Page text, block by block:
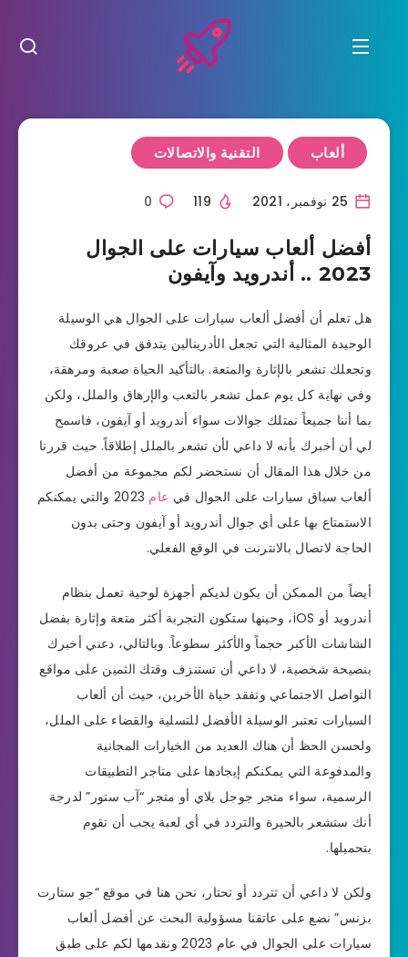
ألعاب التقنية والاتصالات
0
أفضل ألعاب سيارات على الجوال
2023 .. أندرويد وآيفون
هل تعلم أن أفضل ألعاب سيارات على الجوال هي الوسيلة
الوحيدة المثالية التي تجعل الأدرينالين يتدفق في عروقك
وتجعلك تشعر بالإثارة والمتعة. بالتأكيد الحياة صعبة ومرهقة،
وفي نهاية كل يوم عمل تشعر بالتعب والإرهاق والملل، ولكن
بما أننا جميعاً نمتلك جوالات سواء أندرويد أو آيفون، فاسمح
لي أن أخبرك بأنه لا داعي لأن تشعر بالملل إطلاقاً. حيث قررنا
من خلال هذا المقال أن نستحضر لكم مجموعة من أفضل
ألعاب سباق سيارات على الجوال في عام
2023 والتي يمكنكم
الاستمتاع بها على أي جوال أندرويد أو آيفون وحتى بدون
الحاجة لاتصال بالانترنت في الوقع الفعلي.
أيضاً من الممكن أن يكون لديكم أجهزة لوحية تعمل بنظام
أندرويد أو iOS، وحينها ستكون التجربة أكثر متعة وإثارة بفضل
الشاشات الأكبر حجماً والأكثر سطوعاً. وبالتالي، دعني أخبرك
بنصيحة شخصية، لا داعي أن تستنزف وقتك الثمين على مواقع
التواصل الاجتماعي وتفقد حياة الأخرين، حيث أن ألعاب
السيارات تعتبر الوسيلة الأفضل للتسلية والقضاء على الملل،
ولحسن الحظ أن هناك العديد من الخيارات المجانية
والمدفوعة التي يمكنكم إيجادها على متاجر التطبيقات
الرسمية، سواء متجر جوجل بلاي أو متجر “آب ستور” لدرجة
أنك ستشعر بالحيرة والتردد في أي لعبة يجب أن تقوم
بتحميلها.
ولكن لا داعي أن تتردد أو تحتار، نحن هنا في موقع “جو ستارت
بزنس” نضع على عاتقنا مسؤولية البحث عن أفضل ألعاب
سيارات على الجوال في عام 2023 ونقدمها لكم على طبق